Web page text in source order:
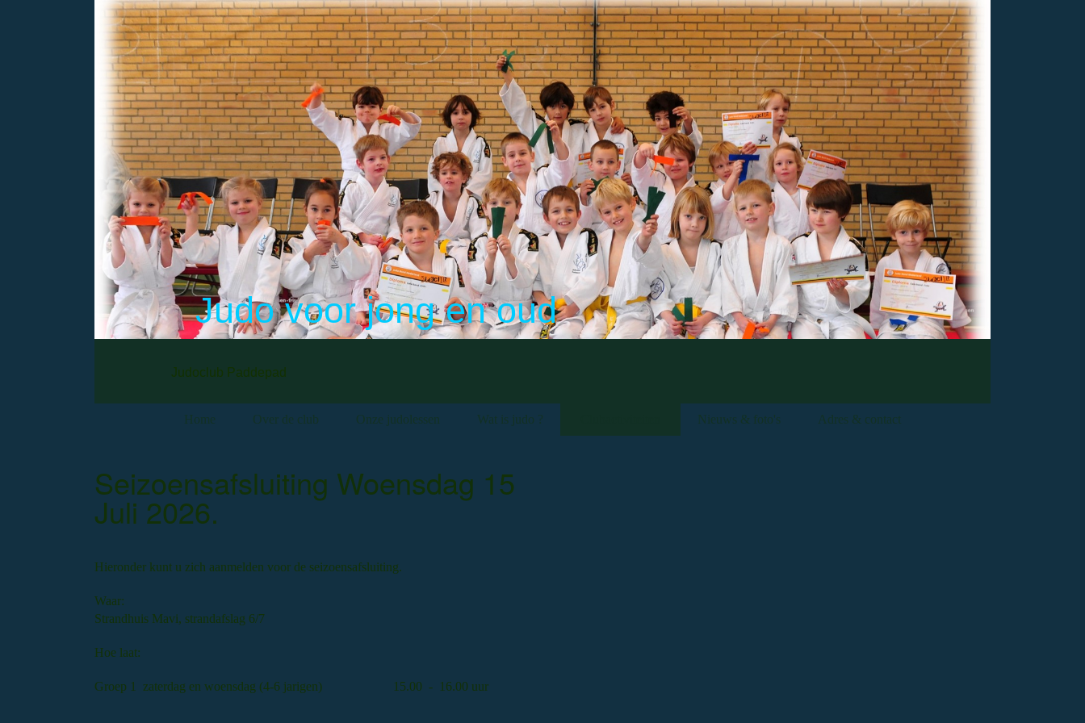
Judo voor jong en oud
Judoclub Paddepad
Home Over de club Onze judolessen Wat is judo ? Nieuws & foto's Adres & contact
Seizoensafsluiting Woensdag 15
Juli 2026.
Hieronder kunt u zich aanmelden voor de seizoensafsluiting.
Waar:
Strandhuis Mavi, strandafslag 6/7
Hoe laat:
Groep 1 zaterdag en woensdag (4-6 jarigen) 15.00 - 16.00 uur